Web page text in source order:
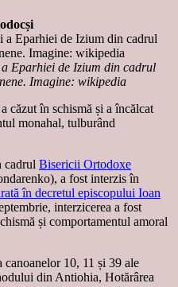
Eparhiei de Izium din cadrul
Imagine: wikipedia
căzut în schismă și a încălcat
monahal, tulburând
cadrul Bisericii Ortodoxe
a fost interzis în
în decretul episcopului Ioan
interzicerea a fost
și comportamentul amoral
canoanelor 10, 11 și 39 ale
din Antiohia, Hotărârea